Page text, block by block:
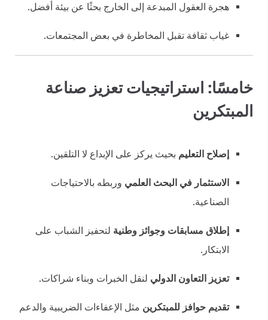
هجرة العقول المبدعة إلى الخارج بحثًا عن بيئة أفضل.
غياب ثقافة تقبل المخاطرة في بعض المجتمعات.
خامسًا: استراتيجيات تعزيز صناعة
المبتكرين
إصلاح التعليم بحيث يركز على الإبداع لا التلقين.
الاستثمار في البحث العلمي وربطه بالاحتياجات
الصناعية.
إطلاق مسابقات وجوائز وطنية لتحفيز الشباب على
الابتكار.
تعزيز التعاون الدولي لنقل الخبرات وبناء شراكات.
تقديم حوافز للمبتكرين مثل الإعفاءات الضريبية والدعم